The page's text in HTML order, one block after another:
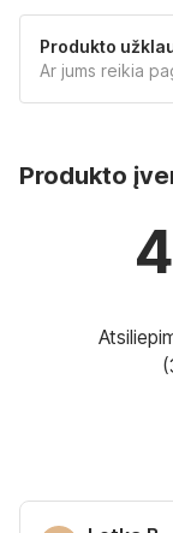
Produkto
Ar jums reikia
Produkto
(